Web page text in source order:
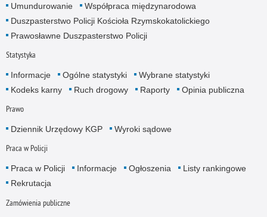
Umundurowanie
Współpraca międzynarodowa
Duszpasterstwo Policji Kościoła Rzymskokatolickiego
Prawosławne Duszpasterstwo Policji
Statystyka
Informacje Ogólne statystyki
Wybrane statystyki
Kodeks karny
Ruch drogowy Raporty Opinia publiczna
Prawo
Dziennik Urzędowy KGP Wyroki sądowe
Praca w Policji
Praca w Policji Informacje Ogłoszenia
Listy rankingowe
Rekrutacja
Zamówienia publiczne